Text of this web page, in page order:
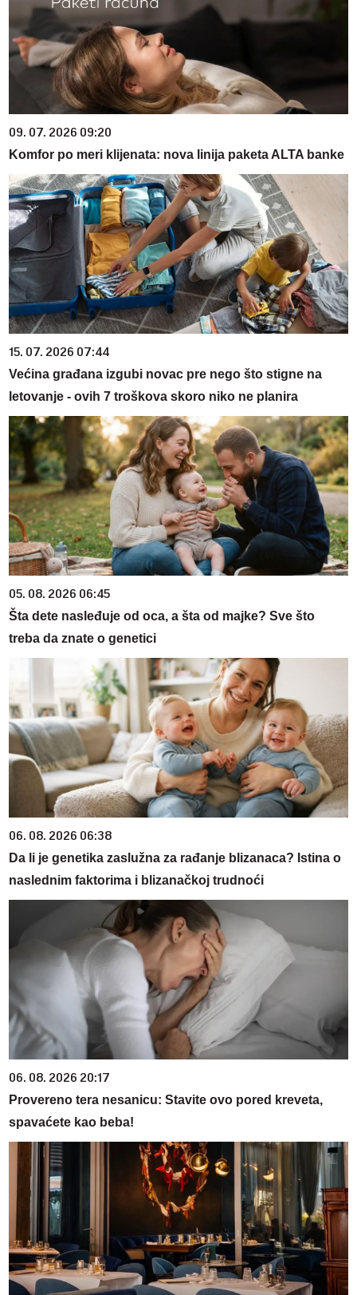
09. 07. 2026 09:20
Komfor po meri klijenata: nova linija paketa ALTA banke
15. 07. 2026 07:44
Većina građana izgubi novac pre nego što stigne na
letovanje - ovih 7 troškova skoro niko ne planira
05. 08. 2026 06:45
Šta dete nasleđuje od oca, a šta od majke? Sve što
treba da znate o genetici
06. 08. 2026 06:38
Da li je genetika zaslužna za rađanje blizanaca? Istina o
naslednim faktorima i blizanačkoj trudnoći
06. 08. 2026 20:17
Provereno tera nesanicu: Stavite ovo pored kreveta,
spavaćete kao beba!